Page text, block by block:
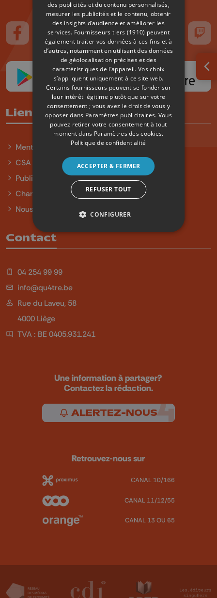
Suivez-nous sur FaceBook
Suivez-nous sur Instagram
Suivez-nous sur TikTok
Suivez-nous sur YouTube
Suivez-nous
Liens utiles
Mentions légales
CSA
Publicité
Charte sur l'égalité et la diversité
Nous contacter
Contact
04 254 99 99
info@qu4tre.be
Rue du Laveu, 58
4000 Liège
TVA : BE 0405.931.241
Une information à partager?
Contactez la rédaction.
ALERTEZ-NOUS
Retrouvez-nous sur
CANAL 10/166
CANAL 11/12/55
CANAL 13 OU 65
des publicités et du contenu personnalisés,
mesurer les publicités et le contenu, obtenir
des insights d’audience et améliorer les
services. Fournisseurs tiers (1910) peuvent
également traiter vos données à ces fins et à
d’autres, notamment en utilisant des données
de géolocalisation précises et des
caractéristiques de l’appareil. Vos choix
s’appliquent uniquement à ce site web.
Certains fournisseurs peuvent se fonder sur
leur intérêt légitime plutôt que sur votre
consentement ; vous avez le droit de vous y
opposer dans Paramètres publicitaires. Vous
pouvez retirer votre consentement à tout
moment dans Paramètres des cookies.
Politique de confidentialité
ACCEPTER & FERMER
REFUSER TOUT
CONFIGURER